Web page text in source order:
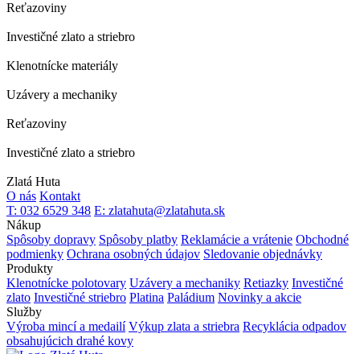
Reťazoviny
Investičné zlato a striebro
Klenotnícke materiály
Uzávery a mechaniky
Reťazoviny
Investičné zlato a striebro
Zlatá Huta
O nás Kontakt
T: 032 6529 348 E: zlatahuta@zlatahuta.sk
Nákup
Spôsoby dopravy Spôsoby platby Reklamácie a vrátenie Obchodné
podmienky Ochrana osobných údajov Sledovanie objednávky
Produkty
Klenotnícke polotovary Uzávery a mechaniky Retiazky Investičné
zlato Investičné striebro Platina Paládium Novinky a akcie
Služby
Výroba mincí a medailí Výkup zlata a striebra Recyklácia odpadov
obsahujúcich drahé kovy